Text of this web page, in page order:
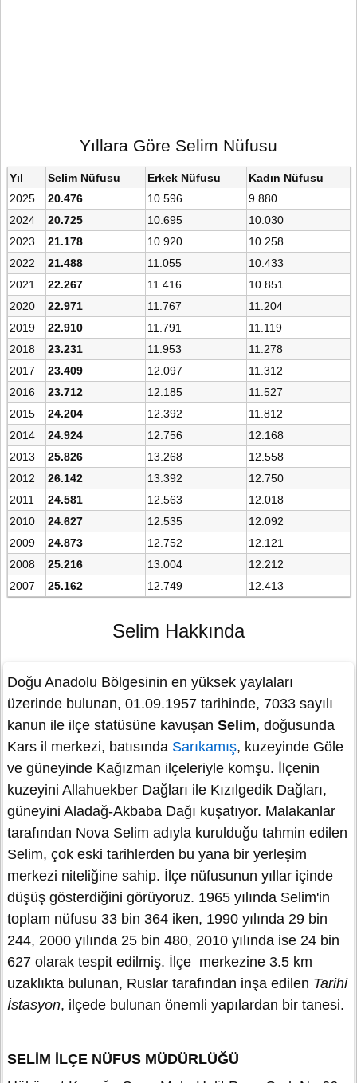
Yıllara Göre Selim Nüfusu
Yıl Selim Nüfusu Erkek Nüfusu
Kadın Nüfusu
2025
20.476 10.596
9.880
2024
20.725 10.695
10.030
2023
21.178 10.920
10.258
2022
21.488 11.055
10.433
2021
22.267 11.416
10.851
2020
22.971 11.767
11.204
2019
22.910 11.791
11.119
2018
23.231 11.953
11.278
2017
23.409 12.097
11.312
2016
23.712 12.185
11.527
2015
24.204 12.392
11.812
2014
24.924 12.756
12.168
2013
25.826 13.268
12.558
2012
26.142 13.392
12.750
2011
24.581 12.563
12.018
2010
24.627 12.535
12.092
2009
24.873 12.752
12.121
2008
25.216 13.004
12.212
2007
25.162 12.749 12.413
Selim Hakkında
Doğu Anadolu Bölgesinin en yüksek yaylaları
üzerinde bulunan, 01.09.1957 tarihinde, 7033 sayılı
kanun ile ilçe statüsüne kavuşan Selim, doğusunda
Kars il merkezi, batısında Sarıkamış, kuzeyinde Göle
ve güneyinde Kağızman ilçeleriyle komşu. İlçenin
kuzeyini Allahuekber Dağları ile Kızılgedik Dağları,
güneyini Aladağ-Akbaba Dağı kuşatıyor. Malakanlar
tarafından Nova Selim adıyla kurulduğu tahmin edilen
Selim, çok eski tarihlerden bu yana bir yerleşim
merkezi niteliğine sahip. İlçe nüfusunun yıllar içinde
düşüş gösterdiğini görüyoruz. 1965 yılında Selim'in
toplam nüfusu 33 bin 364 iken, 1990 yılında 29 bin
244, 2000 yılında 25 bin 480, 2010 yılında ise 24 bin
627 olarak tespit edilmiş. İlçe merkezine 3.5 km
uzaklıkta bulunan, Ruslar tarafından inşa edilen Tarihi
İstasyon, ilçede bulunan önemli yapılardan bir tanesi.
SELİM İLÇE NÜFUS MÜDÜRLÜĞÜ